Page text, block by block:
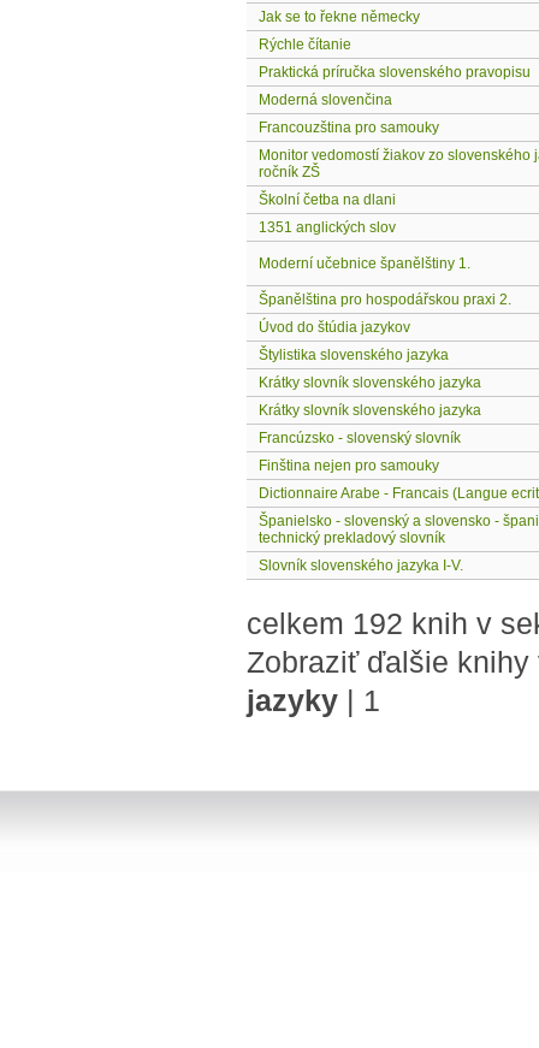
Jak se to řekne německy
Rýchle čítanie
Praktická príručka slovenského pravopisu
Moderná slovenčina
Francouzština pro samouky
Monitor vedomostí žiakov zo slovenského
ročník ZŠ
Školní četba na dlani
1351 anglických slov
Moderní učebnice španělštiny 1.
Španělština pro hospodářskou praxi 2.
Úvod do štúdia jazykov
Štylistika slovenského jazyka
Krátky slovník slovenského jazyka
Krátky slovník slovenského jazyka
Francúzsko - slovenský slovník
Finština nejen pro samouky
Dictionnaire Arabe - Francais (Langue
Španielsko - slovenský a slovensko -
technický prekladový slovník
Slovník slovenského jazyka I-V.
celkem 192 knih v
Zobraziť ďalšie
jazyky | 1